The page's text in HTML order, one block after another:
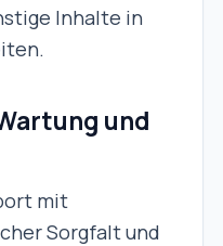
Inhalte in
und
mit
Sorgfalt und